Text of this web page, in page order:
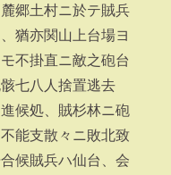
郷土村ニ於テ賊兵
猶亦関山上台場ヨ
不掛直ニ敵之砲台
七八人捨置逃去
候処、賊杉林ニ砲
能支散々ニ敗北致
候賊兵ハ仙台、会